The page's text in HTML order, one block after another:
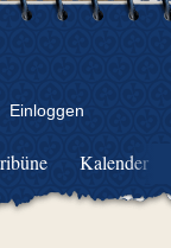
Einloggen
Kalender